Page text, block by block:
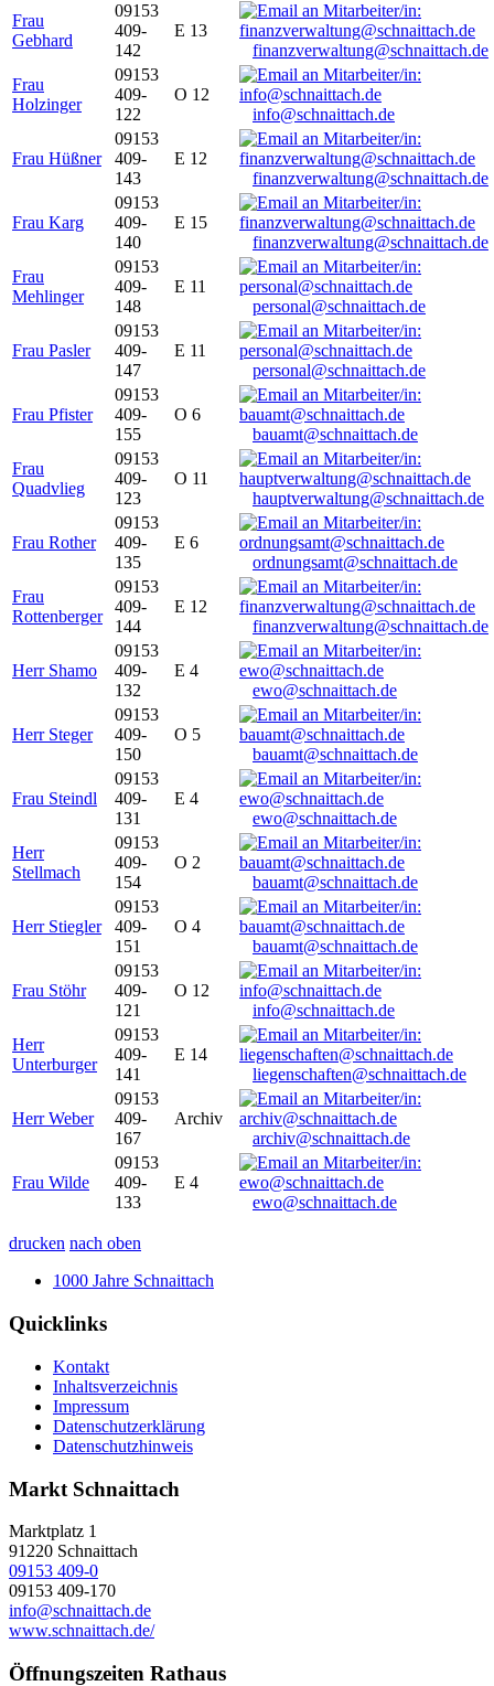
Frau
Gebhard
09153
409-
142
E 13
finanzverwaltung@schnaittach.de
Frau
Holzinger
09153
409-
122
O 12
info@schnaittach.de
Frau Hüßner
09153
409-
143
E 12
finanzverwaltung@schnaittach.de
Frau Karg
09153
409-
140
E 15
finanzverwaltung@schnaittach.de
Frau
Mehlinger
09153
409-
148
E 11
personal@schnaittach.de
Frau Pasler
09153
409-
147
E 11
personal@schnaittach.de
Frau Pfister
09153
409-
155
O 6
bauamt@schnaittach.de
Frau
Quadvlieg
09153
409-
123
O 11
hauptverwaltung@schnaittach.de
Frau Rother
09153
409-
135
E 6
ordnungsamt@schnaittach.de
Frau
Rottenberger
09153
409-
144
E 12
finanzverwaltung@schnaittach.de
Herr Shamo
09153
409-
132
E 4
ewo@schnaittach.de
Herr Steger
09153
409-
150
O 5
bauamt@schnaittach.de
Frau Steindl
09153
409-
131
E 4
ewo@schnaittach.de
Herr
Stellmach
09153
409-
154
O 2
bauamt@schnaittach.de
Herr Stiegler
09153
409-
151
O 4
bauamt@schnaittach.de
Frau Stöhr
09153
409-
121
O 12
info@schnaittach.de
Herr
Unterburger
09153
409-
141
E 14
liegenschaften@schnaittach.de
Herr Weber
09153
409-
167
Archiv
archiv@schnaittach.de
Frau Wilde
09153
409-
133
E 4
ewo@schnaittach.de
drucken nach oben
1000 Jahre Schnaittach
Quicklinks
Kontakt
Inhaltsverzeichnis
Impressum
Datenschutzerklärung
Datenschutzhinweis
Markt Schnaittach
Marktplatz 1
91220 Schnaittach
09153 409-0
09153 409-170
info@schnaittach.de
www.schnaittach.de/
Öffnungszeiten Rathaus